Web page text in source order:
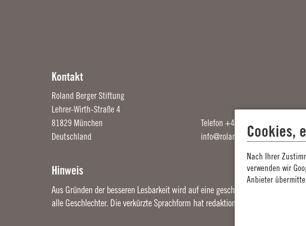
Kontakt
Roland Berger Stiftung
Lehrer-Wirth-Straße 4
81829 München
Deutschland
Telefon +49 89 9544526-20
info@rolandbergerstiftung.org
Hinweis
Aus Gründen der besseren Lesbarkeit wird auf eine geschlechtsneutrale
alle Geschlechter. Die verkürzte Sprachform hat redaktionelle Gründe und
Cookies,
Nach Ihrer
verwenden wir
Anbieter